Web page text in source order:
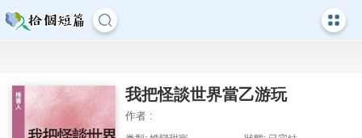
我把怪談世界當乙游玩
作者 :